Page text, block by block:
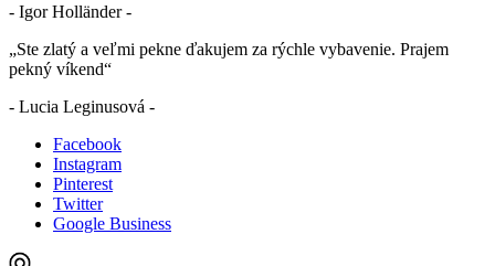
- Igor Holländer -
„Ste zlatý a veľmi pekne ďakujem za rýchle vybavenie. Prajem
pekný víkend“
- Lucia Leginusová -
Facebook
Instagram
Pinterest
Twitter
Google Business